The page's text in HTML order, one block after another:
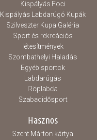
Kispályás Foci
Kispályás Labdarúgó Kupák
Szilveszter Kupa Galéria
Sport és rekreációs
létesítmények
Szombathelyi Haladás
Egyéb sportok
Labdarúgás
Röplabda
Szabadidősport
Hasznos
Szent Márton kártya